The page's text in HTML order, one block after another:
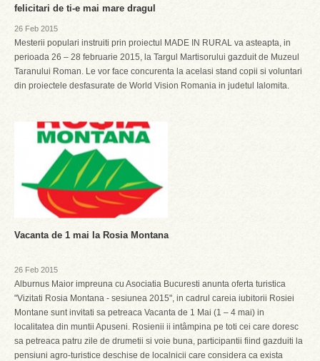
felicitari de ti-e mai mare dragul
26 Feb 2015
Mesterii populari instruiti prin proiectul MADE IN RURAL va asteapta, in
perioada 26 – 28 februarie 2015, la Targul Martisorului gazduit de Muzeul
Taranului Roman. Le vor face concurenta la acelasi stand copii si voluntari
din proiectele desfasurate de World Vision Romania in judetul Ialomita.
Vacanta de 1 mai la Rosia Montana
26 Feb 2015
Alburnus Maior impreuna cu Asociatia Bucuresti anunta oferta turistica
"Vizitati Rosia Montana - sesiunea 2015", in cadrul careia iubitorii Rosiei
Montane sunt invitati sa petreaca Vacanta de 1 Mai (1 – 4 mai) in
localitatea din muntii Apuseni. Rosienii ii intâmpina pe toti cei care doresc
sa petreaca patru zile de drumetii si voie buna, participantii fiind gazduiti la
pensiuni agro-turistice deschise de localnicii care considera ca exista